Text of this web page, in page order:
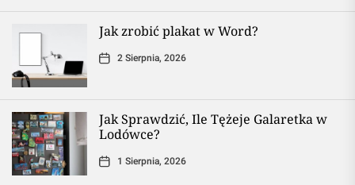
Jak zrobić plakat w Word?
2 Sierpnia, 2026
Jak Sprawdzić, Ile Tężeje Galaretka w
Lodówce?
1 Sierpnia, 2026